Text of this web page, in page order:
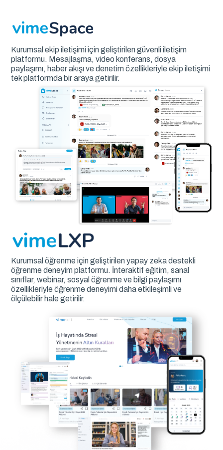
Kurumsal ekip iletişimi için geliştirilen güvenli iletişim
platformu. Mesajlaşma, video konferans, dosya
paylaşımı, haber akışı ve denetim özellikleriyle ekip iletişimi
tek platformda bir araya getirilir.
Kurumsal öğrenme için geliştirilen yapay zeka destekli
öğrenme deneyim platformu. İnteraktif eğitim, sanal
sınıflar, webinar, sosyal öğrenme ve bilgi paylaşımı
özellikleriyle öğrenme deneyimi daha etkileşimli ve
ölçülebilir hale getirilir.